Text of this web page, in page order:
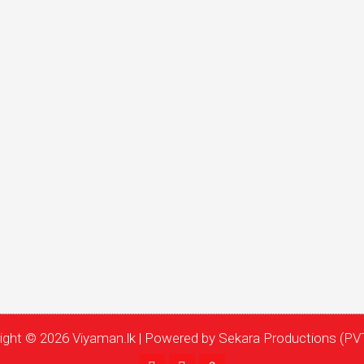
© 2026 Viyaman.lk | Powered by Sekara Productions